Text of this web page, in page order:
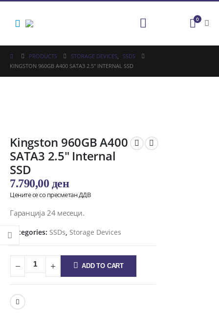
0
PRODUCTS STORAGE DEVICES,
SSDS
KINGSTON 960GB A400 SATA3 2.5″ INTERNAL SSD
Kingston 960GB A400
SATA3 2.5″ Internal
SSD
7.790,00 ден
Цените се со пресметан ДДВ
Гаранција 24 месеци.
Categories: SSDs, Storage Devices
ADD TO CART